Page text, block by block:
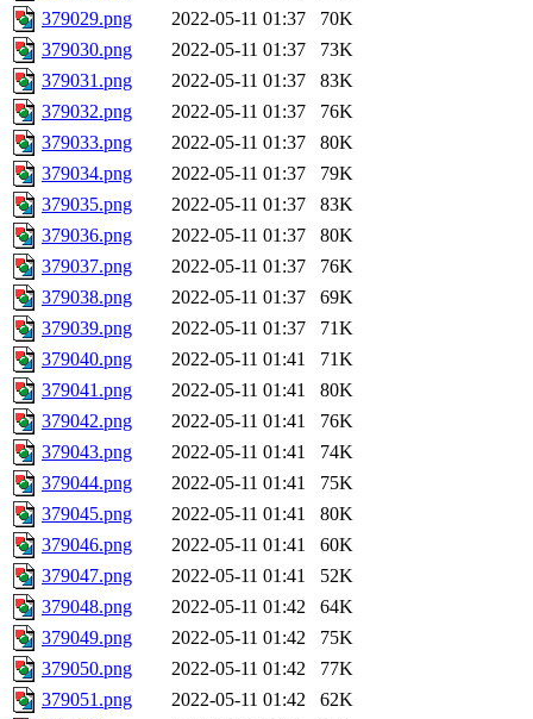
379029.png
2022-05-11 01:37
70K
379030.png
2022-05-11 01:37
73K
379031.png
2022-05-11 01:37
83K
379032.png
2022-05-11 01:37
76K
379033.png
2022-05-11 01:37
80K
379034.png
2022-05-11 01:37
79K
379035.png
2022-05-11 01:37
83K
379036.png
2022-05-11 01:37
80K
379037.png
2022-05-11 01:37
76K
379038.png
2022-05-11 01:37
69K
379039.png
2022-05-11 01:37
71K
379040.png
2022-05-11 01:41
71K
379041.png
2022-05-11 01:41
80K
379042.png
2022-05-11 01:41
76K
379043.png
2022-05-11 01:41
74K
379044.png
2022-05-11 01:41
75K
379045.png
2022-05-11 01:41
80K
379046.png
2022-05-11 01:41
60K
379047.png
2022-05-11 01:41
52K
379048.png
2022-05-11 01:42
64K
379049.png
2022-05-11 01:42
75K
379050.png
2022-05-11 01:42
77K
379051.png
2022-05-11 01:42
62K